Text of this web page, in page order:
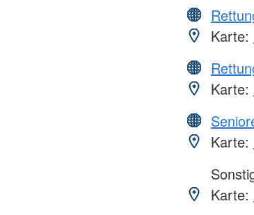
Karte:
Karte:
Karte:
Karte: